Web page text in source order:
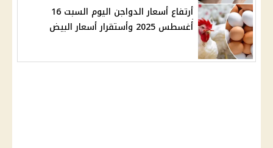
أرتفاع أسعار الدواجن اليوم السبت 16
أغسطس 2025 وأستقرار أسعار البيض